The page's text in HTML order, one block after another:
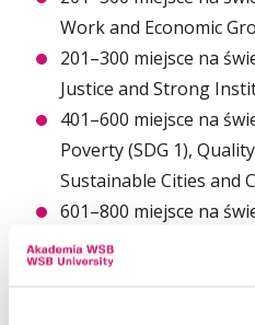
Work and Economic
201–300 miejsce na
Justice and Strong
401–600 miejsce na
Poverty (SDG 1),
Sustainable Cities and
601–800 miejsce na
Partnerships for the